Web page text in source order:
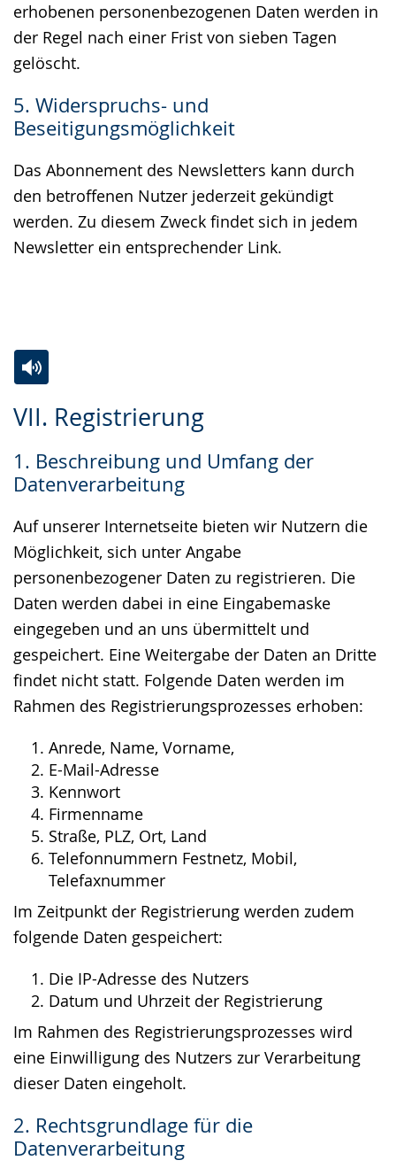
erhobenen personenbezogenen Daten werden in
der Regel nach einer Frist von sieben Tagen
gelöscht.
5. Widerspruchs- und
Beseitigungsmöglichkeit
Das Abonnement des Newsletters kann durch
den betroffenen Nutzer jederzeit gekündigt
werden. Zu diesem Zweck findet sich in jedem
Newsletter ein entsprechender Link.
VII. Registrierung
1. Beschreibung und Umfang der
Datenverarbeitung
Auf unserer Internetseite bieten wir Nutzern die
Möglichkeit, sich unter Angabe
personenbezogener Daten zu registrieren. Die
Daten werden dabei in eine Eingabemaske
eingegeben und an uns übermittelt und
gespeichert. Eine Weitergabe der Daten an Dritte
findet nicht statt. Folgende Daten werden im
Rahmen des Registrierungsprozesses erhoben:
Anrede, Name, Vorname,
E-Mail-Adresse
Kennwort
Firmenname
Straße, PLZ, Ort, Land
Telefonnummern Festnetz, Mobil,
Telefaxnummer
Im Zeitpunkt der Registrierung werden zudem
folgende Daten gespeichert:
Die IP-Adresse des Nutzers
Datum und Uhrzeit der Registrierung
Im Rahmen des Registrierungsprozesses wird
eine Einwilligung des Nutzers zur Verarbeitung
dieser Daten eingeholt.
2. Rechtsgrundlage für die
Datenverarbeitung
Leichten
wechseln.
Audio-
Video
Deutscher
wird
angezeigt.